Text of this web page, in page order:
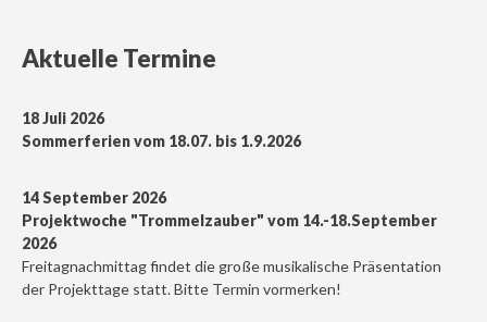
Aktuelle Termine
18 Juli 2026
Sommerferien vom 18.07. bis 1.9.2026
14 September 2026
Projektwoche "Trommelzauber" vom 14.-18.September
2026
Freitagnachmittag findet die große musikalische Präsentation
der Projekttage statt. Bitte Termin vormerken!